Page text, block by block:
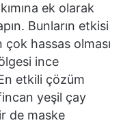
ek olarak
Bunların etkisi
hassas olması
ince
etkili çözüm
yeşil çay
de maske